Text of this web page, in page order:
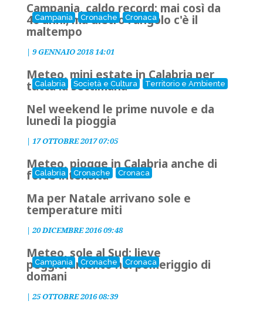
Campania Cronache Cronaca
Campania, caldo record: mai così da
40 anni, ma dietro l'angolo c'è il
maltempo
| 9 GENNAIO 2018 14:01
Calabria Società e Cultura Territorio e Ambiente
Meteo, mini estate in Calabria per
tutta la settimana
Nel weekend le prime nuvole e da
lunedì la pioggia
| 17 OTTOBRE 2017 07:05
Calabria Cronache Cronaca
Meteo, piogge in Calabria anche di
forte intensità
Ma per Natale arrivano sole e
temperature miti
| 20 DICEMBRE 2016 09:48
Campania Cronache Cronaca
Meteo, sole al Sud: lieve
peggioramento nel pomeriggio di
domani
| 25 OTTOBRE 2016 08:39